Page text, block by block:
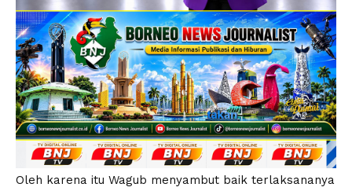
Oleh karena itu Wagub menyambut baik terlaksananya